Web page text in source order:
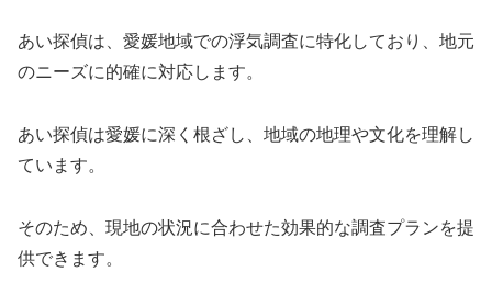
あい探偵は、愛媛地域での浮気調査に特化しており、地元
のニーズに的確に対応します。
あい探偵は愛媛に深く根ざし、地域の地理や文化を理解し
ています。
そのため、現地の状況に合わせた効果的な調査プランを提
供できます。